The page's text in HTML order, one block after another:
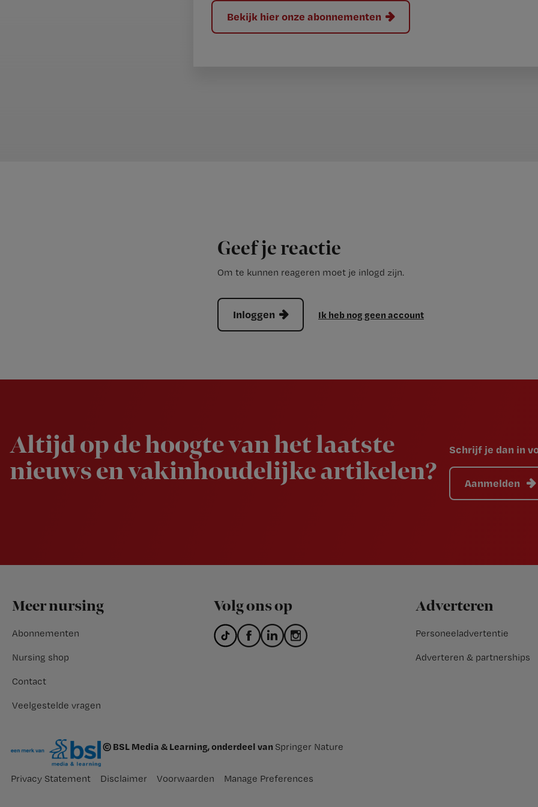
?
Bekijk hier onze abonnementen
Geef je reactie
Om te kunnen reageren moet je inlogd zijn.
Inloggen Ik heb nog geen account
Altijd op de hoogte van het laatste
nieuws en vakinhoudelijke artikelen?
Schrijf je dan in
Aanmelden
Footer
Meer nursing
Abonnementen
Nursing shop
Contact
Veelgestelde vragen
Volg ons op Adverteren
Personeeladvertentie
Adverteren & partnerships
© BSL Media & Learning, onderdeel van Springer Nature
Privacy Statement Disclaimer Voorwaarden Manage Preferences